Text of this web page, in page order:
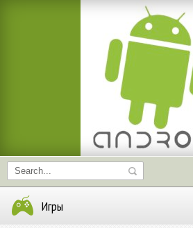
Игры